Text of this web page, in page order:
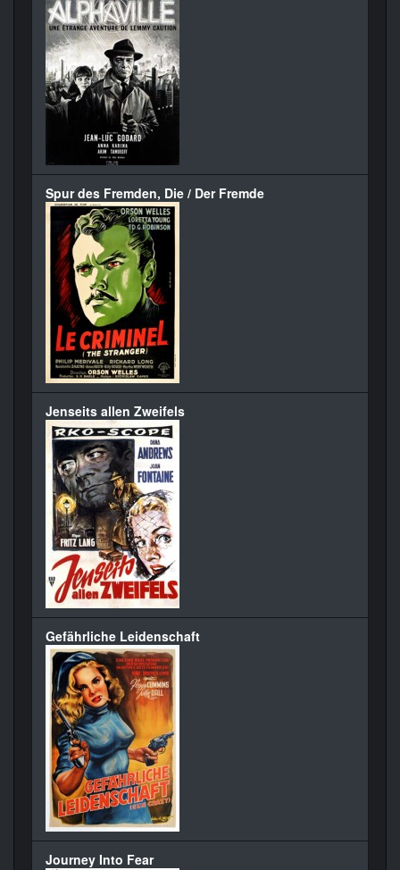
Spur des Fremden, Die / Der Fremde
Jenseits allen Zweifels
Gefährliche Leidenschaft
Journey Into Fear